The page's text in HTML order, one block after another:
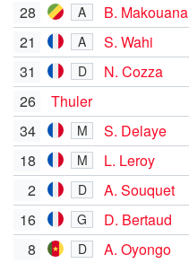
28
A B. Makouana
21 A S. Wahi
31 D N. Cozza
26 Thuler
34 M S. Delaye
18 M
L. Leroy
2
D
A. Souquet
16
G
D. Bertaud
8
D A. Oyongo